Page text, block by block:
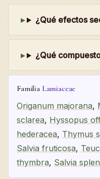
¿Qué efectos
¿Qué
Familia Lamiaceae
Origanum majorana,
sclarea, Hyssopus
hederacea, Thymus
Salvia fruticosa,
thymbra, Salvia